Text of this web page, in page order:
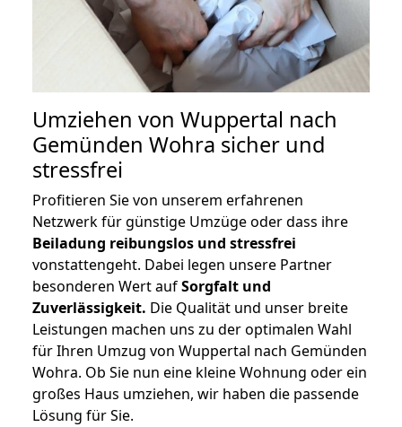
Umziehen von Wuppertal nach
Gemünden Wohra sicher und
stressfrei
Profitieren Sie von unserem erfahrenen
Netzwerk für günstige Umzüge oder dass ihre
Beiladung reibungslos und stressfrei
vonstattengeht. Dabei legen unsere Partner
besonderen Wert aufSorgfalt und
Zuverlässigkeit. Die Qualität und unser breite
Leistungen machen uns zu der optimalen Wahl
für Ihren Umzug von Wuppertal nach Gemünden
Wohra. Ob Sie nun eine kleine Wohnung oder ein
großes Haus umziehen, wir haben die passende
Lösung für Sie.